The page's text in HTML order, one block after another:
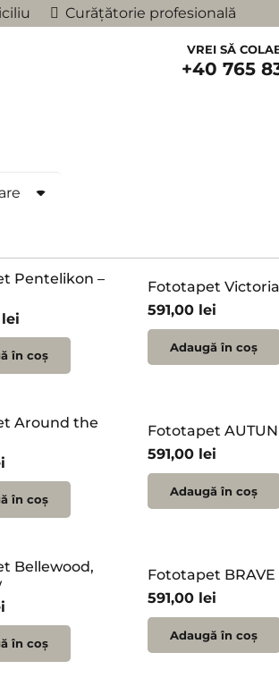
Curățătorie profesională
VREI SĂ
+40 765
Pentelikon –
lei
în coș
Fototapet Victoria
591,00 lei
Adaugă în coș
Around the
în coș
Fototapet
591,00 lei
Adaugă în coș
Bellewood,
în coș
Fototapet BRAVE
591,00 lei
Adaugă în coș